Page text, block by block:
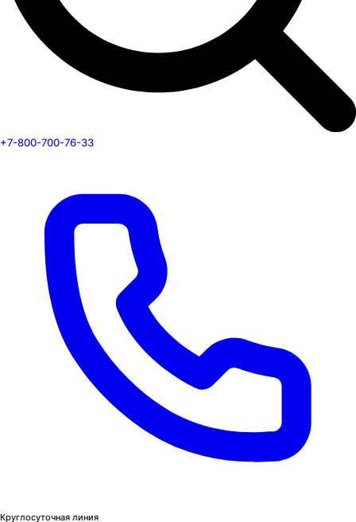
+7-800-700-76-33
Круглосуточная линия